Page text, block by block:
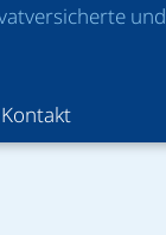
und
Kontakt